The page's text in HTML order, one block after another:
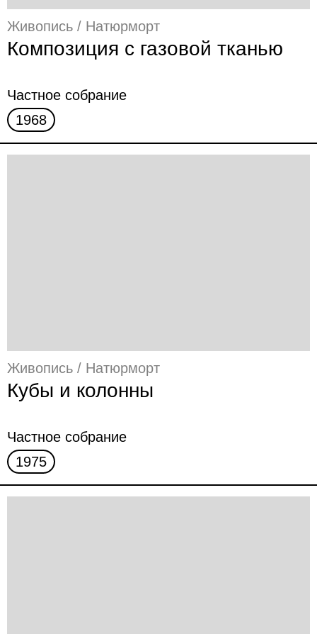
Живопись / Натюрморт
Композиция с газовой тканью
Частное собрание
1968
Живопись / Натюрморт
Кубы и колонны
Частное собрание
1975